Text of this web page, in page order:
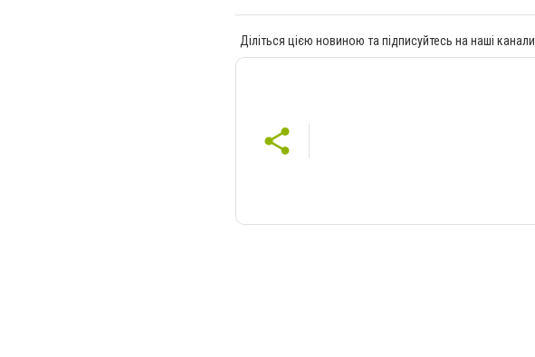
Діліться цією новиною та підписуйтесь на наші канали